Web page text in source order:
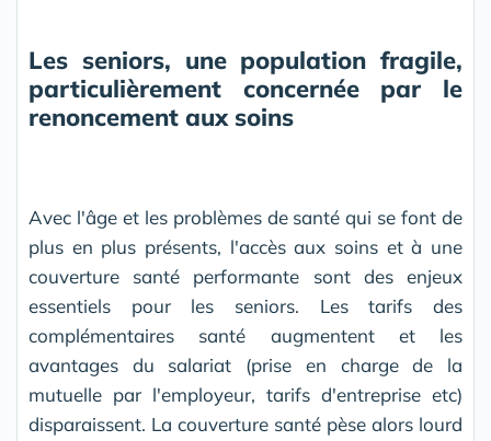
Les seniors, une population fragile,
particulièrement concernée par le
renoncement aux soins
Avec l'âge et les problèmes de santé qui se font de
plus en plus présents, l'accès aux soins et à une
couverture santé performante sont des enjeux
essentiels pour les seniors. Les tarifs des
complémentaires santé augmentent et les
avantages du salariat (prise en charge de la
mutuelle par l'employeur, tarifs d'entreprise etc)
disparaissent. La couverture santé pèse alors lourd